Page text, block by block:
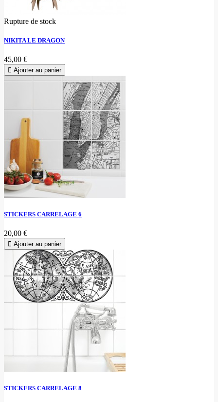
Rupture de stock
NIKITA LE DRAGON
45,00 €
Ajouter au panier
STICKERS CARRELAGE 6
20,00 €
Ajouter au panier
STICKERS CARRELAGE 8